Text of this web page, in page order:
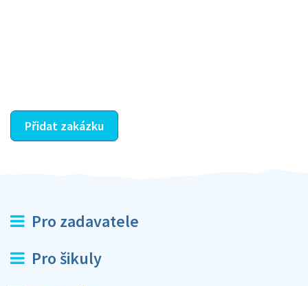
Přidat zakázku
Pro zadavatele
Pro šikuly